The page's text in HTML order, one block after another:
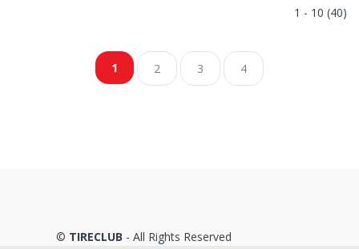
1 - 10 (40)
1 2 3 4
© TIRECLUB - All Rights Reserved